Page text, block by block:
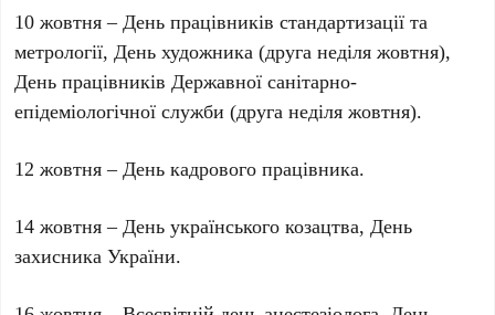
10 жовтня – День працівників стандартизації та
метрології, День художника (друга неділя жовтня),
День працівників Державної санітарно-
епідеміологічної служби (друга неділя жовтня).
12 жовтня – День кадрового працівника.
14 жовтня – День українського козацтва, День
захисника України.